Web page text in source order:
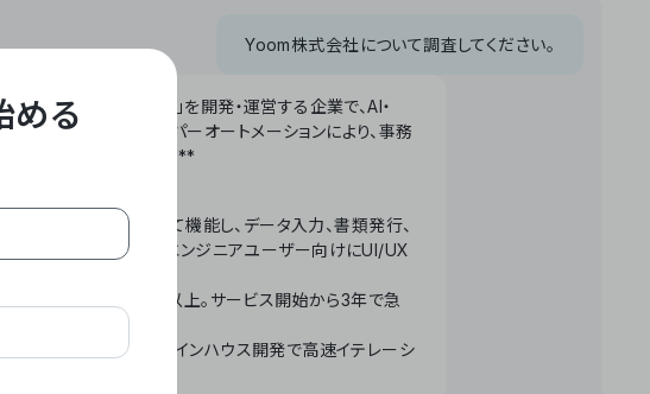
Yoom株式会社について調査してください。
ションSaaS「Yoom」を開発・運営する企業で、AI・
ドで組み合わせたハイパーオートメーションにより、事務
ビスを提供しています。**
携データベースとして機能し、データ入力、書類発行、
どの業務を自動化。非エンジニアユーザー向けにUI/UX
直近成長率300%以上。サービス開始から3年で急
ットフォームで完結。インハウス開発で高速イテレーシ
める